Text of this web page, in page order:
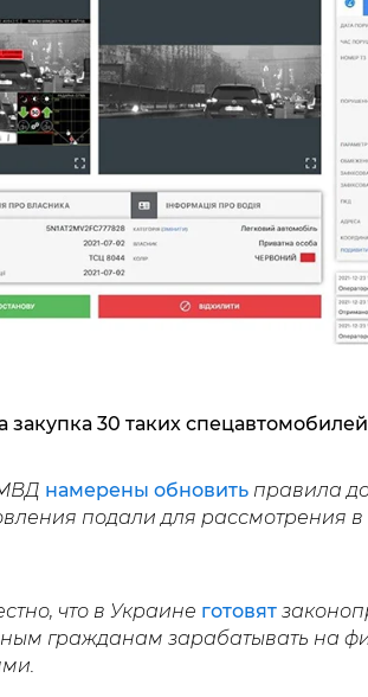
закупка 30 таких
намерены обновитьправила
подали для рассмотрения в
что в Украине готовят
гражданам зарабатывать на